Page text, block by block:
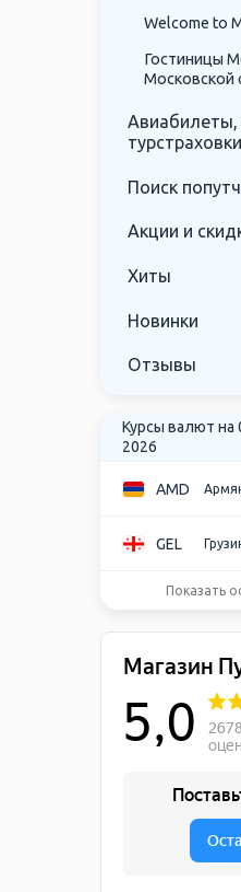
Welcome to
Гостиницы
Московской
турстраховки
Поиск
Акции и
Хиты
Новинки
Отзывы
Курсы валют на
2026
AMD
GEL
USD
INR
Показать